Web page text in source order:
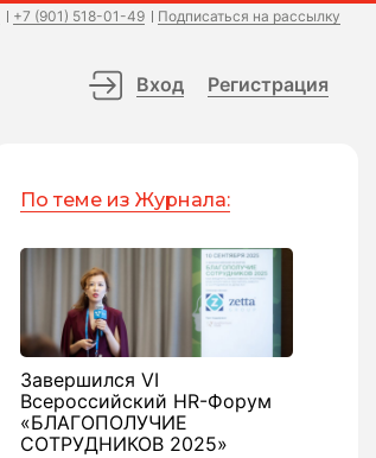
+7 (901) 518-01-49 Подписаться на рассылку
Вход Регистрация
По теме из Журнала:
Завершился VI
Всероссийский HR-Форум
«БЛАГОПОЛУЧИЕ
СОТРУДНИКОВ 2025»